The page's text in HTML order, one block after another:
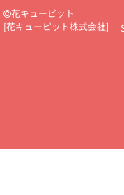
場上司や先輩へ贈るお祝
ド（早見表あり）
プロ直伝10のテクニッ
花キューピット
[花キューピット株式会社]